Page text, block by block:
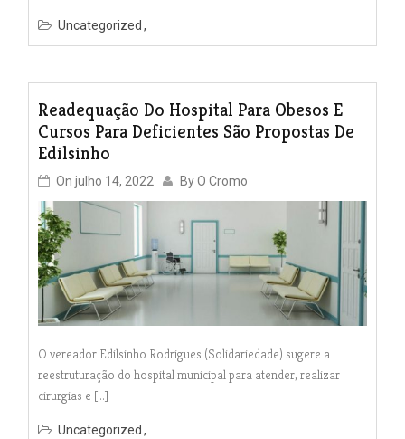
Uncategorized
Readequação Do Hospital Para Obesos E
Cursos Para Deficientes São Propostas De
Edilsinho
On julho 14, 2022 ByO Cromo
O vereador Edilsinho Rodrigues (Solidariedade) sugere a
reestruturação do hospital municipal para atender, realizar
cirurgias e […]
Uncategorized